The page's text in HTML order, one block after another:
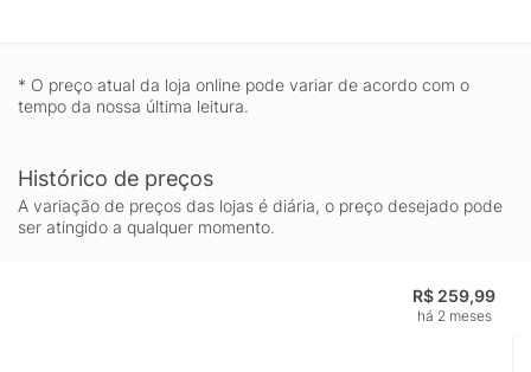
* O preço atual da loja online pode variar de acordo com o
tempo da nossa última leitura.
Histórico de preços
A variação de preços das lojas é diária, o preço desejado pode
ser atingido a qualquer momento.
R$ 259,99
há 2 meses